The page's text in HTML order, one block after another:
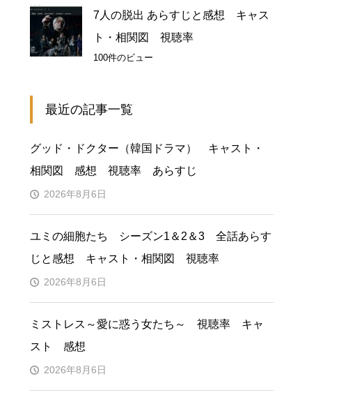
7人の脱出 あらすじと感想 キャス
ト・相関図 視聴率
100件のビュー
最近の記事一覧
グッド・ドクター（韓国ドラマ） キャスト・
相関図 感想 視聴率 あらすじ
2026年8月6日
ユミの細胞たち シーズン1＆2＆3 全話あらす
じと感想 キャスト・相関図 視聴率
2026年8月6日
ミストレス～愛に惑う女たち～ 視聴率 キャ
スト 感想
2026年8月6日